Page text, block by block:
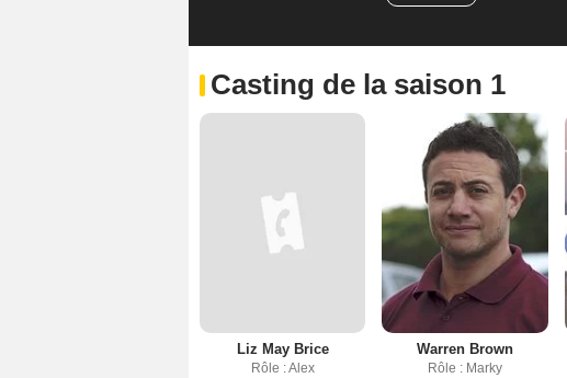
Casting de la saison 1
Liz May Brice
Rôle : Alex
Warren Brown
Rôle : Marky